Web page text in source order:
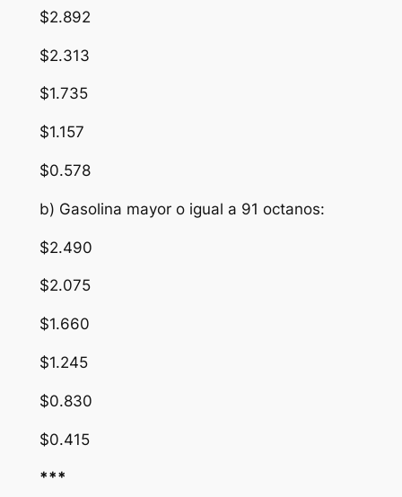
$2.892
$2.313
$1.735
$1.157
$0.578
b) Gasolina mayor o igual a 91 octanos:
$2.490
$2.075
$1.660
$1.245
$0.830
$0.415
***